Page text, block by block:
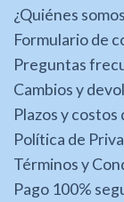
¿Quiénes
Formulario de
Preguntas
Cambios y
Plazos y
Política de
Términos y
Pago 100%